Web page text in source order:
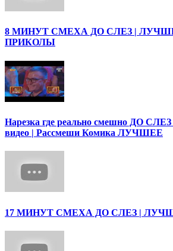
8 МИНУТ СМЕХА ДО СЛЕЗ |
ПРИКОЛЫ
Нарезка где реально смешно ДО СЛЕЗ
видео | Рассмеши Комика ЛУЧШЕЕ
17 МИНУТ СМЕХА ДО СЛЕЗ |